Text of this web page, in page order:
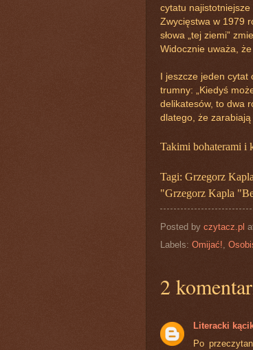
cytatu najistotniejsze
Zwycięstwa w 1979
słowa „tej ziemi”
Widocznie uważa, że
I jeszcze jeden
trumny: „Kiedyś
delikatesów, to dwa
dlatego, że
Takimi bohaterami i
Tagi: Grzegorz
"Grzegorz Kapla
Posted by czytacz.pl
Labels: Omijać!,
2
Literacki
Po